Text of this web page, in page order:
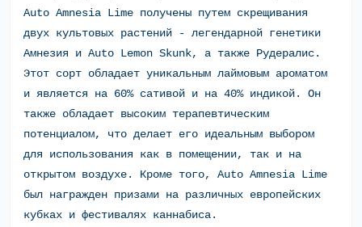
Auto Amnesia Lime получены путем скрещивания
двух культовых растений - легендарной генетики
Амнезия и Auto Lemon Skunk, а также Рудералис.
Этот сорт обладает уникальным лаймовым ароматом
и является на 60% сативой и на 40% индикой. Он
также обладает высоким терапевтическим
потенциалом, что делает его идеальным выбором
для использования как в помещении, так и на
открытом воздухе. Кроме того, Auto Amnesia Lime
был награжден призами на различных европейских
кубках и фестивалях каннабиса.